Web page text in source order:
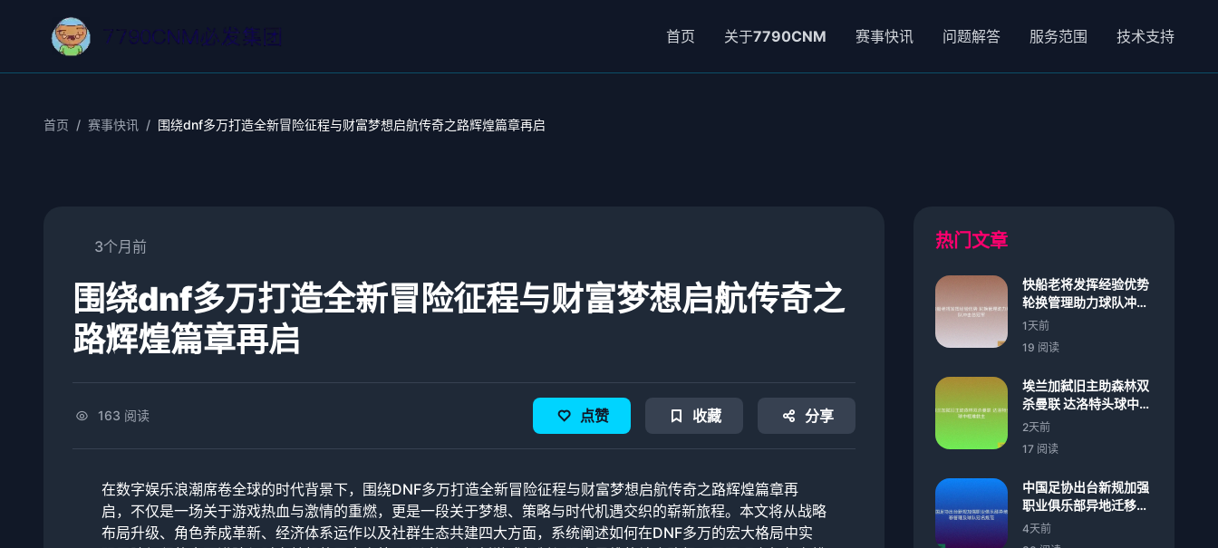
首页 关于7790CNM 赛事快讯 问题解答 服务范围 技术支持
首页 / 赛事快讯 / 围绕dnf多万打造全新冒险征程与财富梦想启航传奇之路辉煌篇章再启
3个月前
围绕dnf多万打造全新冒险征程与财富梦想启航传奇之
路辉煌篇章再启
163 阅读 点赞 收藏 分享
在数字娱乐浪潮席卷全球的时代背景下，围绕DNF多万打造全新冒险征程与财富梦想启航传奇之路辉煌篇章再
启，不仅是一场关于游戏热血与激情的重燃，更是一段关于梦想、策略与时代机遇交织的崭新旅程。本文将从战略
布局升级、角色养成革新、经济体系运作以及社群生态共建四大方面，系统阐述如何在DNF多万的宏大格局中实
热门文章
快船老将发挥经验优势
轮换管理助力球队冲击
总冠军
1天前
19 阅读
埃兰加弑旧主助森林双
杀曼联 达洛特头球中框
难救主
2天前
17 阅读
中国足协出台新规加强
职业俱乐部异地迁移管
理及球队冠名规范
4天前